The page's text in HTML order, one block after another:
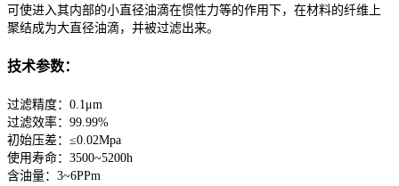
可使进入其内部的小直径油滴在惯性力等的作用下，在材料的纤维上
聚结成为大直径油滴，并被过滤出来。
技术参数：
过滤精度：0.1μm
过滤效率：99.99%
初始压差：≤0.02Mpa
使用寿命：3500~5200h
含油量：3~6PPm